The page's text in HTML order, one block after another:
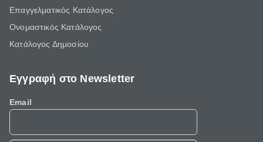
Επαγγελματικός Κατάλογος
Ονομαστικός Κατάλογος
Κατάλογος Δημοσίου
Εγγραφή στο Newsletter
Email